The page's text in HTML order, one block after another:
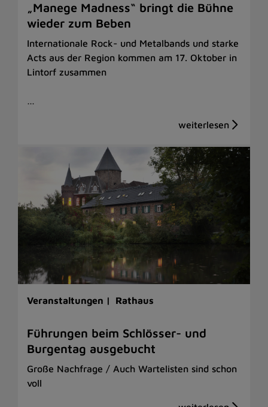
„Manege Madness“ bringt die Bühne
wieder zum Beben
Internationale Rock- und Metalbands und starke
Acts aus der Region kommen am 17. Oktober in
Lintorf zusammen
…
Veranstaltungen | Rathaus
Führungen beim Schlösser- und
Burgentag ausgebucht
Große Nachfrage / Auch Wartelisten sind schon
voll